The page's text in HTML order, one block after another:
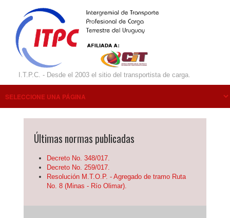
I.T.P.C. - Desde el 2003 el sitio del transportista de carga.
Últimas normas publicadas
Decreto No. 348/017.
Decreto No. 259/017.
Resolución M.T.O.P. - Agregado de tramo Ruta
No. 8 (Minas - Río Olimar).